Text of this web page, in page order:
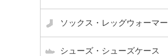
ソックス・レッグウォーマー
シューズ・シューズケース